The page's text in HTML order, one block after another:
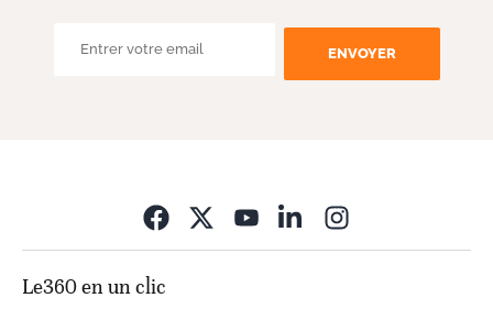
ENVOYER
Le360 en un clic